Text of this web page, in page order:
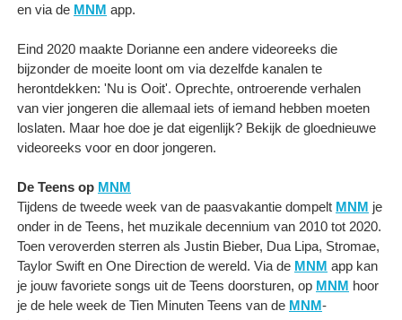
en via de MNM app.
Eind 2020 maakte Dorianne een andere videoreeks die
bijzonder de moeite loont om via dezelfde kanalen te
herontdekken: 'Nu is Ooit'. Oprechte, ontroerende verhalen
van vier jongeren die allemaal iets of iemand hebben moeten
loslaten. Maar hoe doe je dat eigenlijk? Bekijk de gloednieuwe
videoreeks voor en door jongeren.
De Teens op MNM
Tijdens de tweede week van de paasvakantie dompelt MNM je
onder in de Teens, het muzikale decennium van 2010 tot 2020.
Toen veroverden sterren als Justin Bieber, Dua Lipa, Stromae,
Taylor Swift en One Direction de wereld. Via de MNM app kan
je jouw favoriete songs uit de Teens doorsturen, op MNM hoor
je de hele week de Tien Minuten Teens van de MNM-